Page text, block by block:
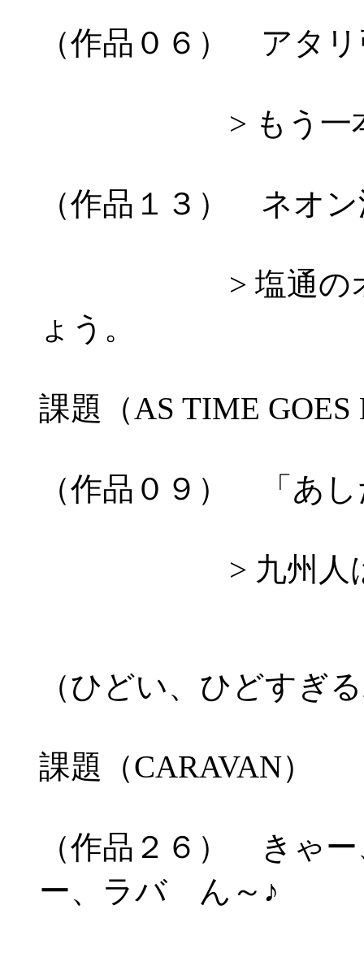
（作品０６） アタ
> もう一本
（作品１３） ネオ
> 塩通のオフ会
ょう。
課題（AS TIME GOES
（作品０９） 「あ
> 九州人は囲
（ひどい、ひどすぎ
課題（CARAVAN）
（作品２６） きゃ
ー、ラバ ん～♪